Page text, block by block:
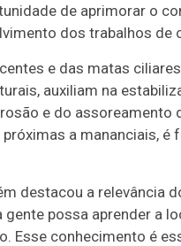
de aprimorar o
dos trabalhos de
e das matas
auxiliam na
e do assoreamento
a mananciais, é
destacou a relevância
possa aprender a
Esse conhecimento é